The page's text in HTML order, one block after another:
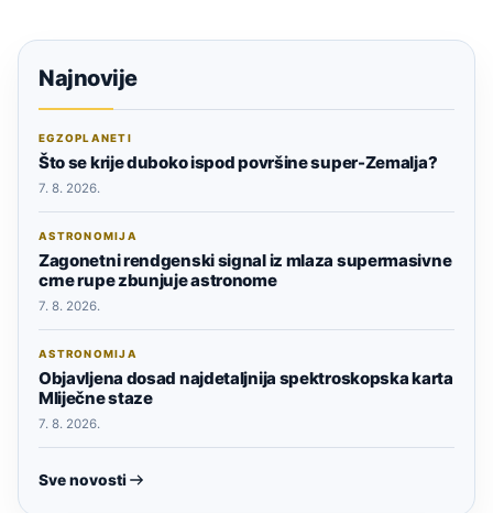
Najnovije
EGZOPLANETI
Što se krije duboko ispod površine super-Zemalja?
7. 8. 2026.
ASTRONOMIJA
Zagonetni rendgenski signal iz mlaza supermasivne
crne rupe zbunjuje astronome
7. 8. 2026.
ASTRONOMIJA
Objavljena dosad najdetaljnija spektroskopska karta
Mliječne staze
7. 8. 2026.
Sve novosti